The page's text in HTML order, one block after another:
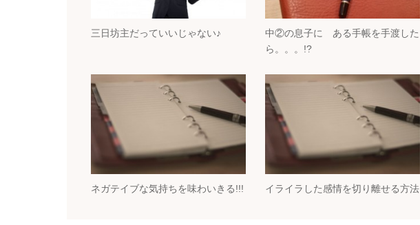
三日坊主だっていいじゃない♪
中②の息子に ある手帳を手渡した
ら。。。!?
ネガテイブな気持ちを味わいきる!!! イライラした感情を切り離せる方法